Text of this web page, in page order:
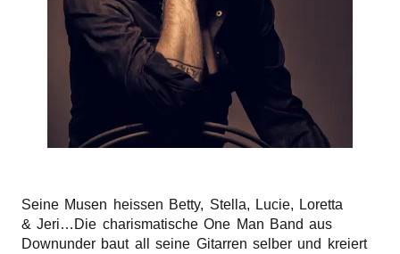
Seine Musen heissen Betty, Stella, Lucie, Loretta
& Jeri…Die charismatische One Man Band aus
Downunder baut all seine Gitarren selber und kreiert